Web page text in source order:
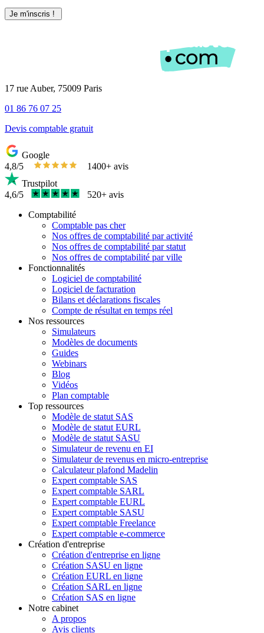
17 rue Auber, 75009 Paris
01 86 76 07 25
Devis comptable gratuit
Google
4,8/5
1400+ avis
Trustpilot
4,6/5
520+ avis
Comptabilité
Comptable pas cher
Nos offres de comptabilité par activité
Nos offres de comptabilité par statut
Nos offres de comptabilité par ville
Fonctionnalités
Logiciel de comptabilité
Logiciel de facturation
Bilans et déclarations fiscales
Compte de résultat en temps réel
Nos ressources
Simulateurs
Modèles de documents
Guides
Webinars
Blog
Vidéos
Plan comptable
Top ressources
Modèle de statut SAS
Modèle de statut EURL
Modèle de statut SASU
Simulateur de revenu en EI
Simulateur de revenus en micro-entreprise
Calculateur plafond Madelin
Expert comptable SAS
Expert comptable SARL
Expert comptable EURL
Expert comptable SASU
Expert comptable Freelance
Expert comptable e-commerce
Création d'entreprise
Création d'entreprise en ligne
Création SASU en ligne
Création EURL en ligne
Création SARL en ligne
Création SAS en ligne
Notre cabinet
A propos
Avis clients